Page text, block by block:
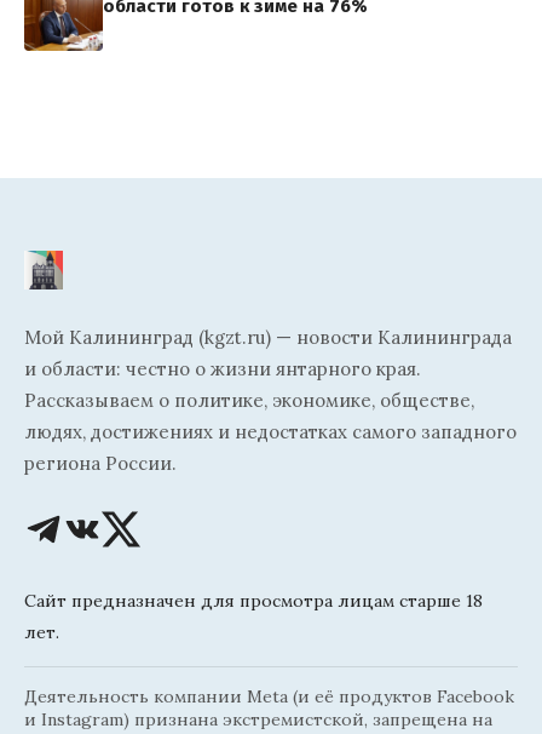
области готов к зиме на 76%
Мой Калининград (kgzt.ru) — новости Калининграда
и области: честно о жизни янтарного края.
Рассказываем о политике, экономике, обществе,
людях, достижениях и недостатках самого западного
региона России.
Сайт предназначен для просмотра лицам старше 18
лет.
Деятельность компании Meta (и её продуктов Facebook
и Instagram) признана экстремистской, запрещена на